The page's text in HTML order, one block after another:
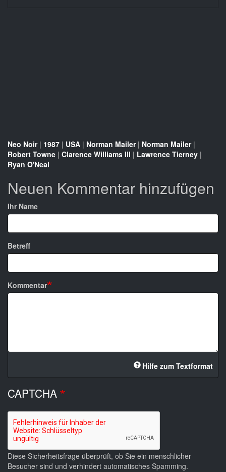
Neo Noir| 1987 | USA | Norman Mailer| Norman Mailer|
Robert Towne | Clarence Williams III | Lawrence Tierney |
Ryan O'Neal
Neuen Kommentar hinzufügen
Ihr Name
Betreff
Kommentar
Hilfe zum Textformat
CAPTCHA
Diese Sicherheitsfrage überprüft, ob Sie ein menschlicher
Besucher sind und verhindert automatisches Spamming.